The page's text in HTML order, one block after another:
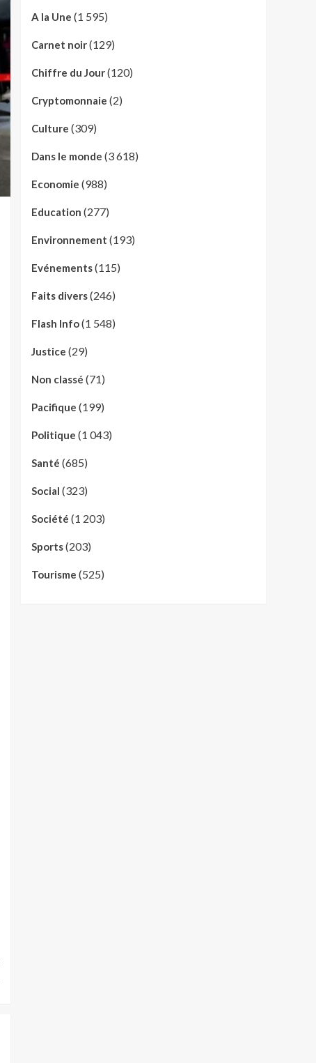
A la Une (1 595)
Carnet noir(129)
Chiffre du Jour(120)
Cryptomonnaie (2)
Culture (309)
Dans le monde (3 618)
Economie (988)
Education (277)
Environnement (193)
Evénements(115)
Faits divers(246)
Flash Info(1 548)
Justice (29)
Non classé (71)
Pacifique (199)
Politique (1 043)
Santé (685)
Social (323)
Société (1 203)
Sports(203)
Tourisme (525)